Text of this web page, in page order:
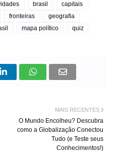
brasil
capitais
fronteiras
geografia
mapa político
quiz
MAIS RECENTES
O Mundo Encolheu? Descubra
como a Globalização Conectou
Tudo (e Teste seus
Conhecimentos!)